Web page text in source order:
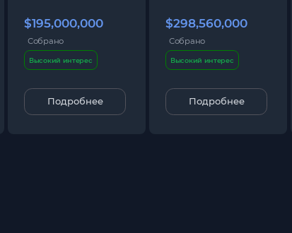
$195,000,000
Собрано
Высокий интерес
Подробнее
$298,560,000
Собрано
Высокий интерес
Подробнее